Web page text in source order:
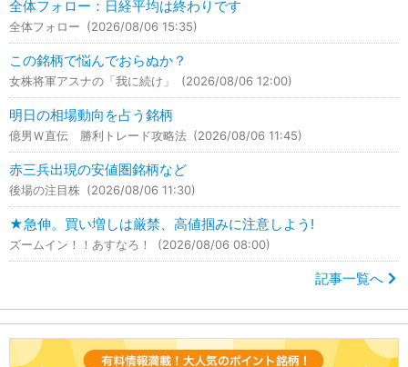
全体フォロー：日経平均は終わりです
全体フォロー (2026/08/06 15:35)
この銘柄で悩んでおらぬか？
女株将軍アスナの「我に続け」 (2026/08/06 12:00)
明日の相場動向を占う銘柄
億男Ｗ直伝 勝利トレード攻略法 (2026/08/06 11:45)
赤三兵出現の安値圏銘柄など
後場の注目株 (2026/08/06 11:30)
★急伸。買い増しは厳禁、高値掴みに注意しよう!
ズームイン！！あすなろ！ (2026/08/06 08:00)
記事一覧へ